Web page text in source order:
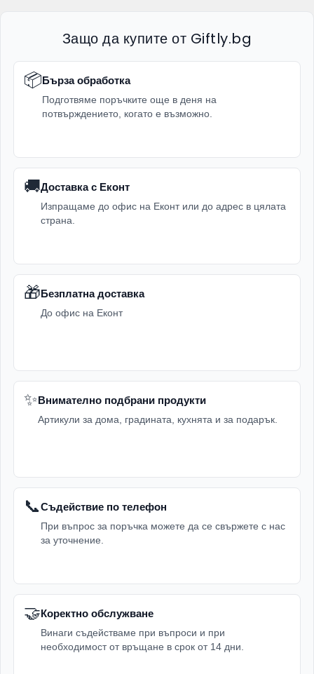
Защо да купите от Giftly.bg
📦Бърза обработка
Подготвяме поръчките още в деня на
потвърждението, когато е възможно.
🚚Доставка с Еконт
Изпращаме до офис на Еконт или до адрес в цялата
страна.
🎁Безплатна доставка
До офис на Еконт
✨Внимателно подбрани продукти
Артикули за дома, градината, кухнята и за подарък.
📞Съдействие по телефон
При въпрос за поръчка можете да се свържете с нас
за уточнение.
🤝Коректно обслужване
Винаги съдействаме при въпроси и при
необходимост от връщане в срок от 14 дни.